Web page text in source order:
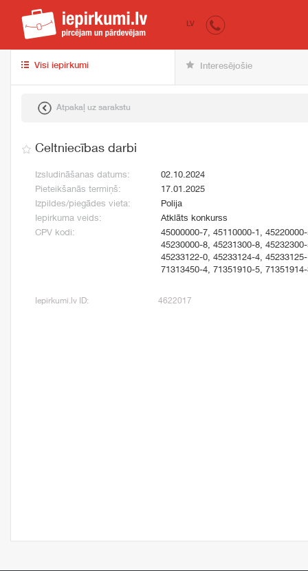
iepirkumi.lv
LV
Visi iepirkumi Interesējošie
Atpakaļ uz sarakstu
Celtniecības darbi
Izsludināšanas datums:
02.10.2024
Pieteikšanās termiņš:
17.01.2025
Izpildes/piegādes vieta:
Polija
Iepirkuma veids:
Atklāts konkurss
CPV kodi:
45000000-7, 45110000-1,
45230000-8, 45231300-8,
45233122-0, 45233124-4,
71313450-4, 71351910-5,
Iepirkumi.lv ID: 4622017